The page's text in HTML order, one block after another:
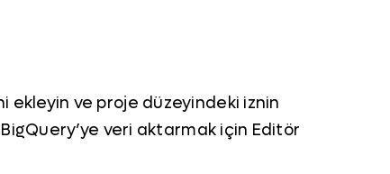
ekleyin ve proje düzeyindeki iznin
veri aktarmak için Editör